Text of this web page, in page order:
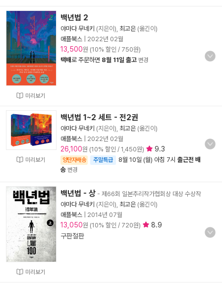
미리보기
백년법 2
야마다 무네키 (지은이), 최고은 (옮긴이)
애플북스
2022년 02월
13,500원 (10% 할인 / 750원)
택배로 주문하면 8월 11일 출고 변경
미리보기
백년법 1~2 세트 - 전2권
야마다 무네키 (지은이), 최고은 (옮긴이)
애플북스
2022년 02월
26,100원 (10% 할인 / 1,450원) 9.3
양탄자배송 주말특급 8월 10일 (월) 아침 7시 출근전 배
송 변경
미리보기
백년법 - 상 - 제66회 일본추리작가협회상 대상 수상작
야마다 무네키 (지은이), 최고은 (옮긴이)
애플북스
2014년 07월
13,050원 (10% 할인 / 720원)
8.9
구판절판